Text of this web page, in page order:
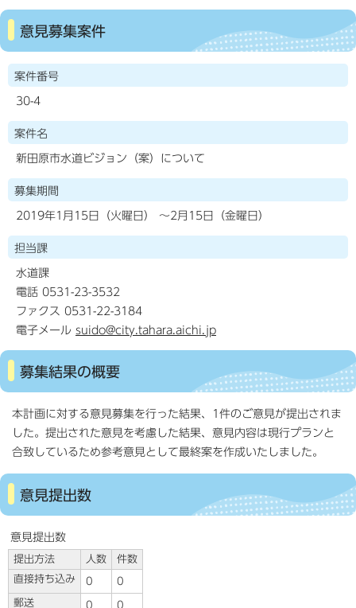
意見募集案件
案件番号
30-4
案件名
新田原市水道ビジョン（案）について
募集期間
2019年1月15日（火曜日） ～2月15日（金曜日）
担当課
水道課
電話 0531-23-3532
ファクス 0531-22-3184
電子メール suido@city.tahara.aichi.jp
募集結果の概要
本計画に対する意見募集を行った結果、1件のご意見が提出されま
した。提出された意見を考慮した結果、意見内容は現行プランと
合致しているため参考意見として最終案を作成いたしました。
意見提出数
意見提出数
提出方法 人数
件数
直接持ち込み
0 0
郵送 0 0